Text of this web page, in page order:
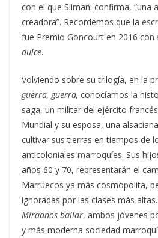
con el que Slimani confirma, “una
creadora”. Recordemos que la
fue Premio Goncourt en 2016 con
dulce.
Volviendo sobre su trilogía, en la
guerra, guerra, conocíamos la
saga, un militar del ejército
Mundial y su esposa, una
cultivar sus tierras en tiempos de
anticoloniales marroquíes. Sus
años 60 y 70, representarán el
Marruecos ya más cosmopolita,
ignoradas por las clases más
Miradnos bailar, ambos jóvenes
y más moderna sociedad